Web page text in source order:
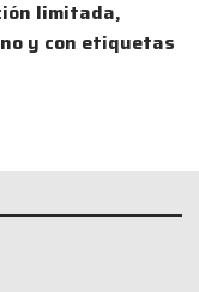
limitada,
y con etiquetas